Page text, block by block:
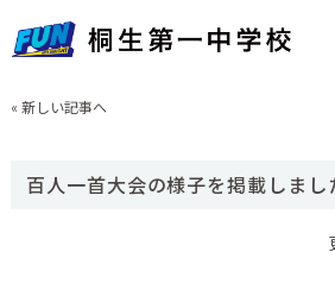
« 新しい記事へ
百人一首大会の様子を掲載しまし